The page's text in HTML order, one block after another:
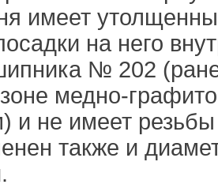
имеет
на него
№ 202
медно-
и не имеет
также и